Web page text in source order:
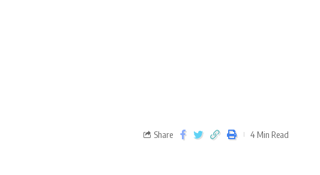
Share 4 Min Read